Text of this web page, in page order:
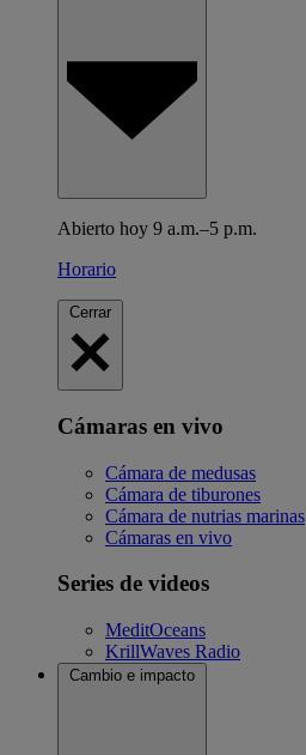
Abierto hoy 9 a.m.–5 p.m.
Horario
Cerrar
Cámaras en vivo
Cámara de medusas
Cámara de tiburones
Cámara de nutrias marinas
Cámaras en vivo
Series de videos
MeditOceans
KrillWaves Radio
Cambio e impacto